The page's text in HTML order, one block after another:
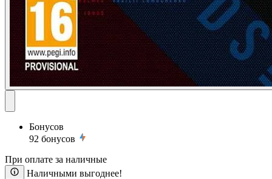
Бонусов
92 бонусов
При оплате за наличные
Наличными выгоднее!